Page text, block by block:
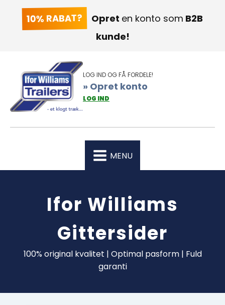
10% RABAT? Opret en konto som B2B
kunde!
LOG IND OG FÅ FORDELE!
» Opret konto
LOG IND
MENU
Ifor Williams
Gittersider
100% original kvalitet | Optimal pasform | Fuld
garanti